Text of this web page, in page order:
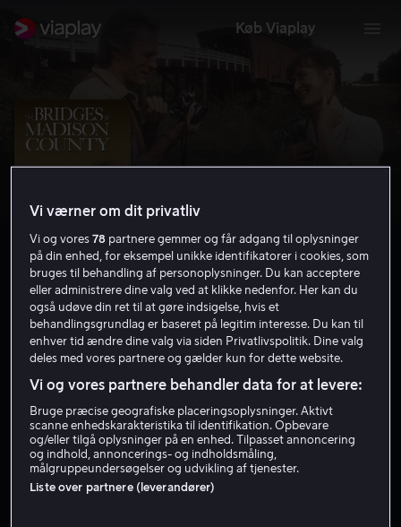
Køb Viaplay
The Bridges of Madison County
7.6 Drama Romantik 1995 2 t. 9 min
15 år
Lej 49 kr
Køb 99 kr
Vi værner om dit privatliv
Vi og vores78 partnere gemmer og får adgang til oplysninger
på din enhed, for eksempel unikke identifikatorer i cookies, som
bruges til behandling af personoplysninger. Du kan acceptere
eller administrere dine valg ved at klikke nedenfor. Her kan du
også udøve din ret til at gøre indsigelse, hvis et
behandlingsgrundlag er baseret på legitim interesse. Du kan til
enhver tid ændre dine valg via siden Privatlivspolitik. Dine valg
deles med vores partnere og gælder kun for dette website.
Vi og vores partnere behandler data for at levere:
Bruge præcise geografiske placeringsoplysninger. Aktivt
scanne enhedskarakteristika til identifikation. Opbevare
og/eller tilgå oplysninger på en enhed. Tilpasset annoncering
og indhold, annoncerings- og indholdsmåling,
målgruppeundersøgelser og udvikling af tjenester.
Liste over partnere (leverandører)